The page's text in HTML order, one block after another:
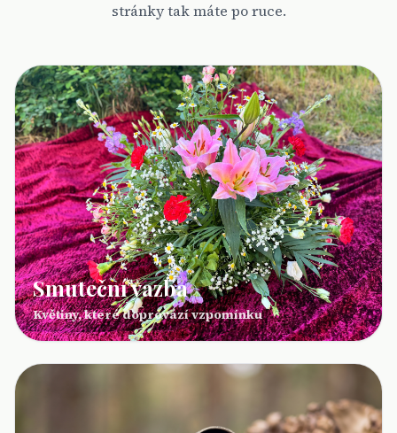
stránky tak máte po ruce.
Smuteční vazba
Květiny, které doprovází vzpomínku